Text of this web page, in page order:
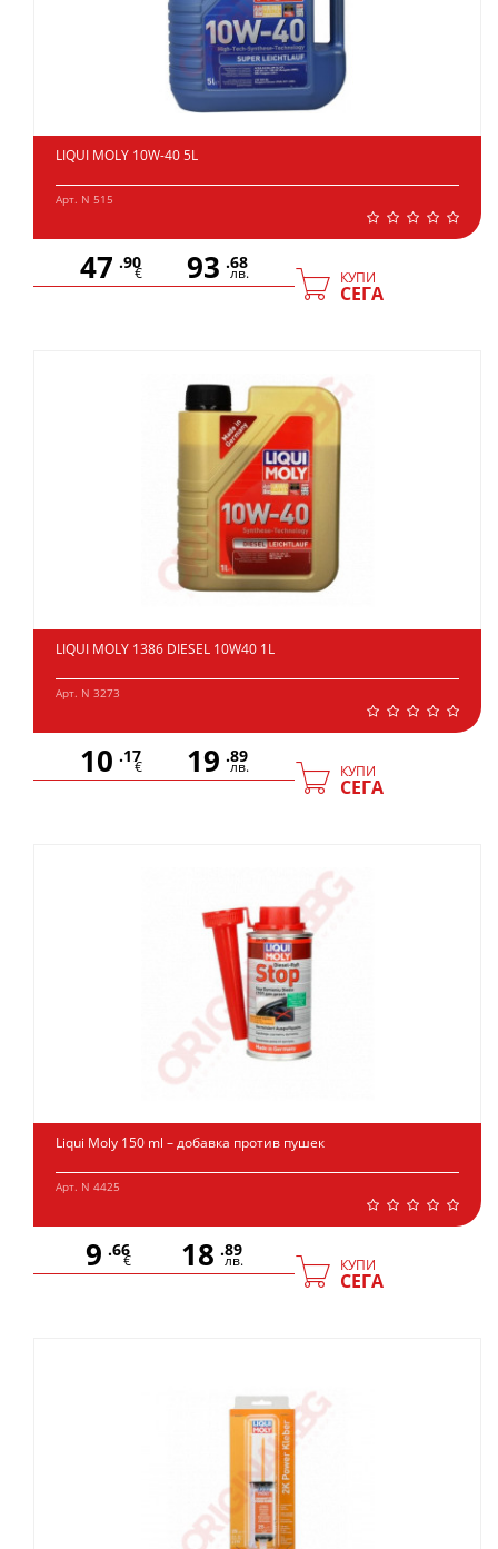
LIQUI MOLY 10W-40 5L
Арт. N 515
47 .90
€ 93 .68
лв. КУПИ
СЕГА
LIQUI MOLY 1386 DIESEL 10W40 1L
Арт. N 3273
10 .17
€ 19 .89
лв. КУПИ
СЕГА
Liqui Moly 150 ml – добавка против пушек
Арт. N 4425
9 .66
€ 18 .89
лв. КУПИ
СЕГА